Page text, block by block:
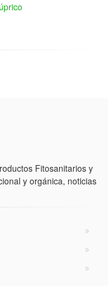
Fitosanitarios y
y orgánica, noticias